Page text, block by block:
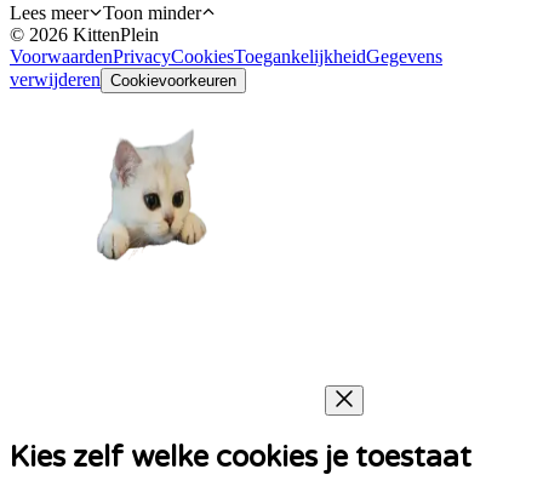
Lees meer
Toon minder
© 2026 KittenPlein
VoorwaardenPrivacyCookiesToegankelijkheidGegevens
verwijderen Cookievoorkeuren
Kies zelf welke cookies je toestaat